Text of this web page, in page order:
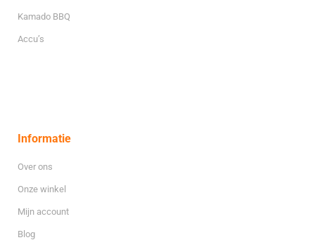
Kamado BBQ
Accu’s
Informatie
Over ons
Onze winkel
Mijn account
Blog